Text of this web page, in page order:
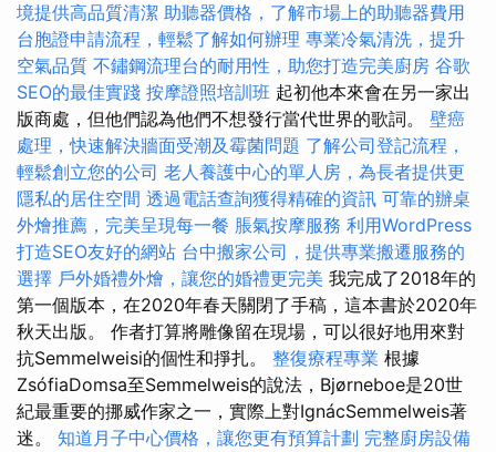
境提供高品質清潔 助聽器價格，了解市場上的助聽器費用
台胞證申請流程，輕鬆了解如何辦理 專業冷氣清洗，提升
空氣品質 不鏽鋼流理台的耐用性，助您打造完美廚房 谷歌
SEO的最佳實踐 按摩證照培訓班 起初他本來會在另一家出
版商處，但他們認為他們不想發行當代世界的歌詞。 壁癌
處理，快速解決牆面受潮及霉菌問題 了解公司登記流程，
輕鬆創立您的公司 老人養護中心的單人房，為長者提供更
隱私的居住空間 透過電話查詢獲得精確的資訊 可靠的辦桌
外燴推薦，完美呈現每一餐 脹氣按摩服務 利用WordPress
打造SEO友好的網站 台中搬家公司，提供專業搬遷服務的
選擇 戶外婚禮外燴，讓您的婚禮更完美 我完成了2018年的
第一個版本，在2020年春天關閉了手稿，這本書於2020年
秋天出版。 作者打算將雕像留在現場，可以很好地用來對
抗Semmelweisi的個性和掙扎。 整復療程專業 根據
ZsófiaDomsa至Semmelweis的說法，Bjørneboe是20世
紀最重要的挪威作家之一，實際上對IgnácSemmelweis著
迷。 知道月子中心價格，讓您更有預算計劃 完整廚房設備